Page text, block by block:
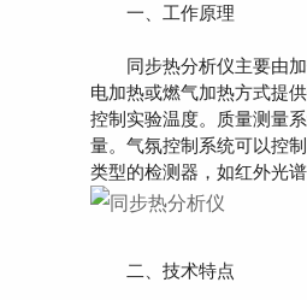
一、工作原理
同步热分析仪主要由加
电加热或燃气加热方式提
控制实验温度。质量测量
量。气氛控制系统可以控
类型的检测器，如红外光
二、技术特点